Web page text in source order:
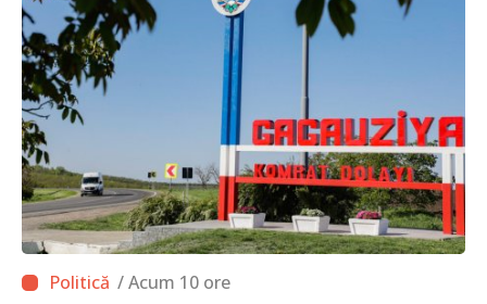
/ Acum 10 ore